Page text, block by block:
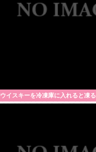
ウイスキーを冷凍庫に入れると凍る